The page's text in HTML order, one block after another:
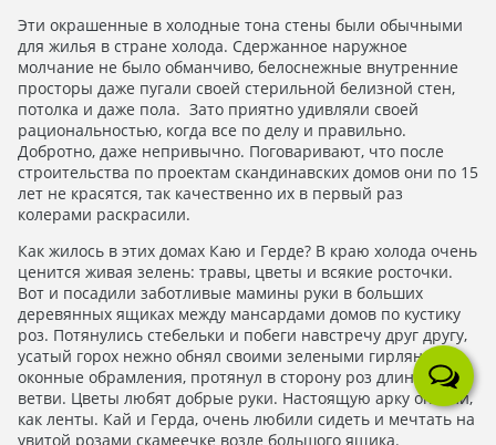
Эти окрашенные в холодные тона стены были обычными
для жилья в стране холода. Сдержанное наружное
молчание не было обманчиво, белоснежные внутренние
просторы даже пугали своей стерильной белизной стен,
потолка и даже пола. Зато приятно удивляли своей
рациональностью, когда все по делу и правильно.
Добротно, даже непривычно. Поговаривают, что после
строительства по проектам скандинавских домов они по 15
лет не красятся, так качественно их в первый раз
колерами раскрасили.
Как жилось в этих домах Каю и Герде? В краю холода очень
ценится живая зелень: травы, цветы и всякие росточки.
Вот и посадили заботливые мамины руки в больших
деревянных ящиках между мансардами домов по кустику
роз. Потянулись стебельки и побеги навстречу друг другу,
усатый горох нежно обнял своими зелеными гирляндами
оконные обрамления, протянул в сторону роз длинные
ветви. Цветы любят добрые руки. Настоящую арку оплели,
как ленты. Кай и Герда, очень любили сидеть и мечтать на
увитой розами скамеечке возле большого ящика.